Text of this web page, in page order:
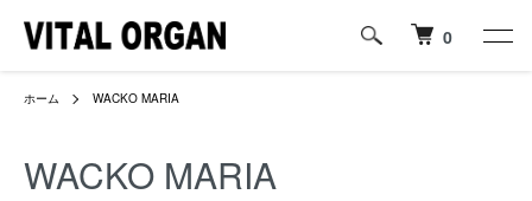
0
ホーム WACKO MARIA
WACKO MARIA